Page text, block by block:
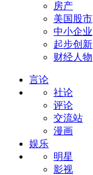
房产
美国股市
中小企业
起步创新
财经人物
言论
社论
评论
交流站
漫画
娱乐
明星
影视